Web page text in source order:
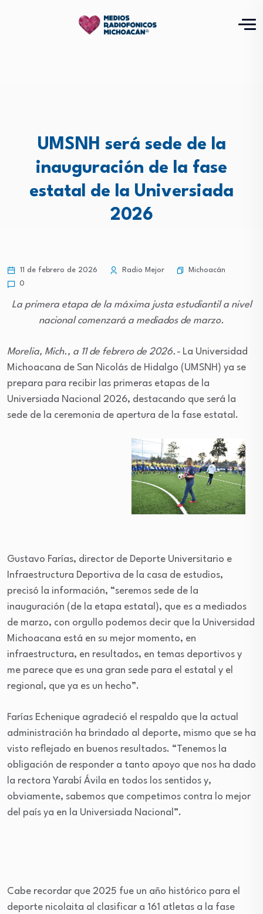
UMSNH será sede de la
inauguración de la fase
estatal de la Universiada
2026
11 de febrero de 2026 Radio Mejor
Michoacán
0
La primera etapa de la máxima justa estudiantil a nivel
nacional comenzará a mediados de marzo.
Morelia, Mich., a 11 de febrero de 2026.- La Universidad
Michoacana de San Nicolás de Hidalgo (UMSNH) ya se
prepara para recibir las primeras etapas de la
Universiada Nacional 2026, destacando que será la
sede de la ceremonia de apertura de la fase estatal.
Gustavo Farías, director de Deporte Universitario e
Infraestructura Deportiva de la casa de estudios,
precisó la información, “seremos sede de la
inauguración (de la etapa estatal), que es a mediados
de marzo, con orgullo podemos decir que la Universidad
Michoacana está en su mejor momento, en
infraestructura, en resultados, en temas deportivos y
me parece que es una gran sede para el estatal y el
regional, que ya es un hecho”.
Farías Echenique agradeció el respaldo que la actual
administración ha brindado al deporte, mismo que se ha
visto reflejado en buenos resultados. “Tenemos la
obligación de responder a tanto apoyo que nos ha dado
la rectora Yarabí Ávila en todos los sentidos y,
obviamente, sabemos que competimos contra lo mejor
del país ya en la Universiada Nacional”.
Cabe recordar que 2025 fue un año histórico para el
deporte nicolaita al clasificar a 161 atletas a la fase